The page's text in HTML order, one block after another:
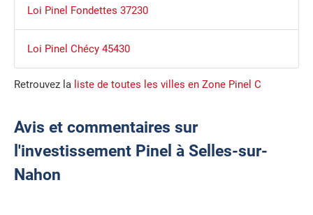
Loi Pinel Fondettes 37230
Loi Pinel Chécy 45430
Retrouvez la liste de toutes les villes en Zone Pinel C
Avis et commentaires sur
l'investissement Pinel à Selles-sur-
Nahon